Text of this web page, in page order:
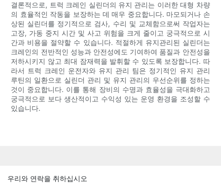
결론적으로, 트럭 크레인 실린더의 유지 관리는 이러한 대형 차량
의 효율적인 작동을 보장하는 데 매우 중요합니다. 마모되거나 손
상된 실린더를 정기적으로 검사, 수리 및 교체함으로써 작업자는
고장, 가동 중지 시간 및 사고 위험을 크게 줄이고 궁극적으로 시
간과 비용을 절약할 수 있습니다. 적절하게 유지관리된 실린더는
크레인의 전반적인 성능과 안전성에도 기여하여 품질과 안전성을
저하시키지 않고 최대 잠재력을 발휘할 수 있도록 보장합니다. 따
라서 트럭 크레인 운전자와 유지 관리 팀은 정기적인 유지 관리
루틴의 일환으로 실린더 관리 및 유지 관리의 우선순위를 정하는
것이 중요합니다. 이를 통해 장비의 수명과 효율성을 극대화하고
궁극적으로 보다 생산적이고 수익성 있는 운영 환경을 조성할 수
있습니다.
우리와 연락을 취하십시오